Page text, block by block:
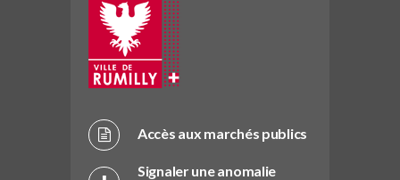
Accès aux marchés publics
Signaler une anomalie